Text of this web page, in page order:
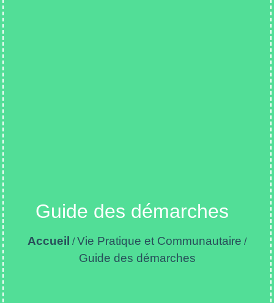
Guide des démarches
Accueil /Vie Pratique et Communautaire /
Guide des démarches